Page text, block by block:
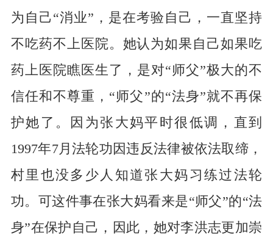
为自己“消业”，是在考验自己，一直坚持
不吃药不上医院。她认为如果自己如果吃
药上医院瞧医生了，是对“师父”极大的不
信任和不尊重，“师父”的“法身”就不再保
护她了。因为张大妈平时很低调，直到
1997年7月法轮功因违反法律被依法取缔，
村里也没多少人知道张大妈习练过法轮
功。可这件事在张大妈看来是“师父”的“法
身”在保护自己，因此，她对李洪志更加崇